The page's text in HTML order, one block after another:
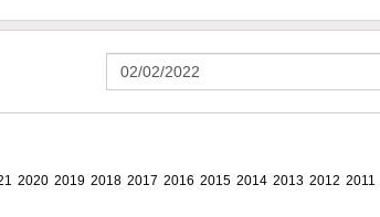
2020 2019 2018 2017 2016 2015 2014 2013 2012 2011